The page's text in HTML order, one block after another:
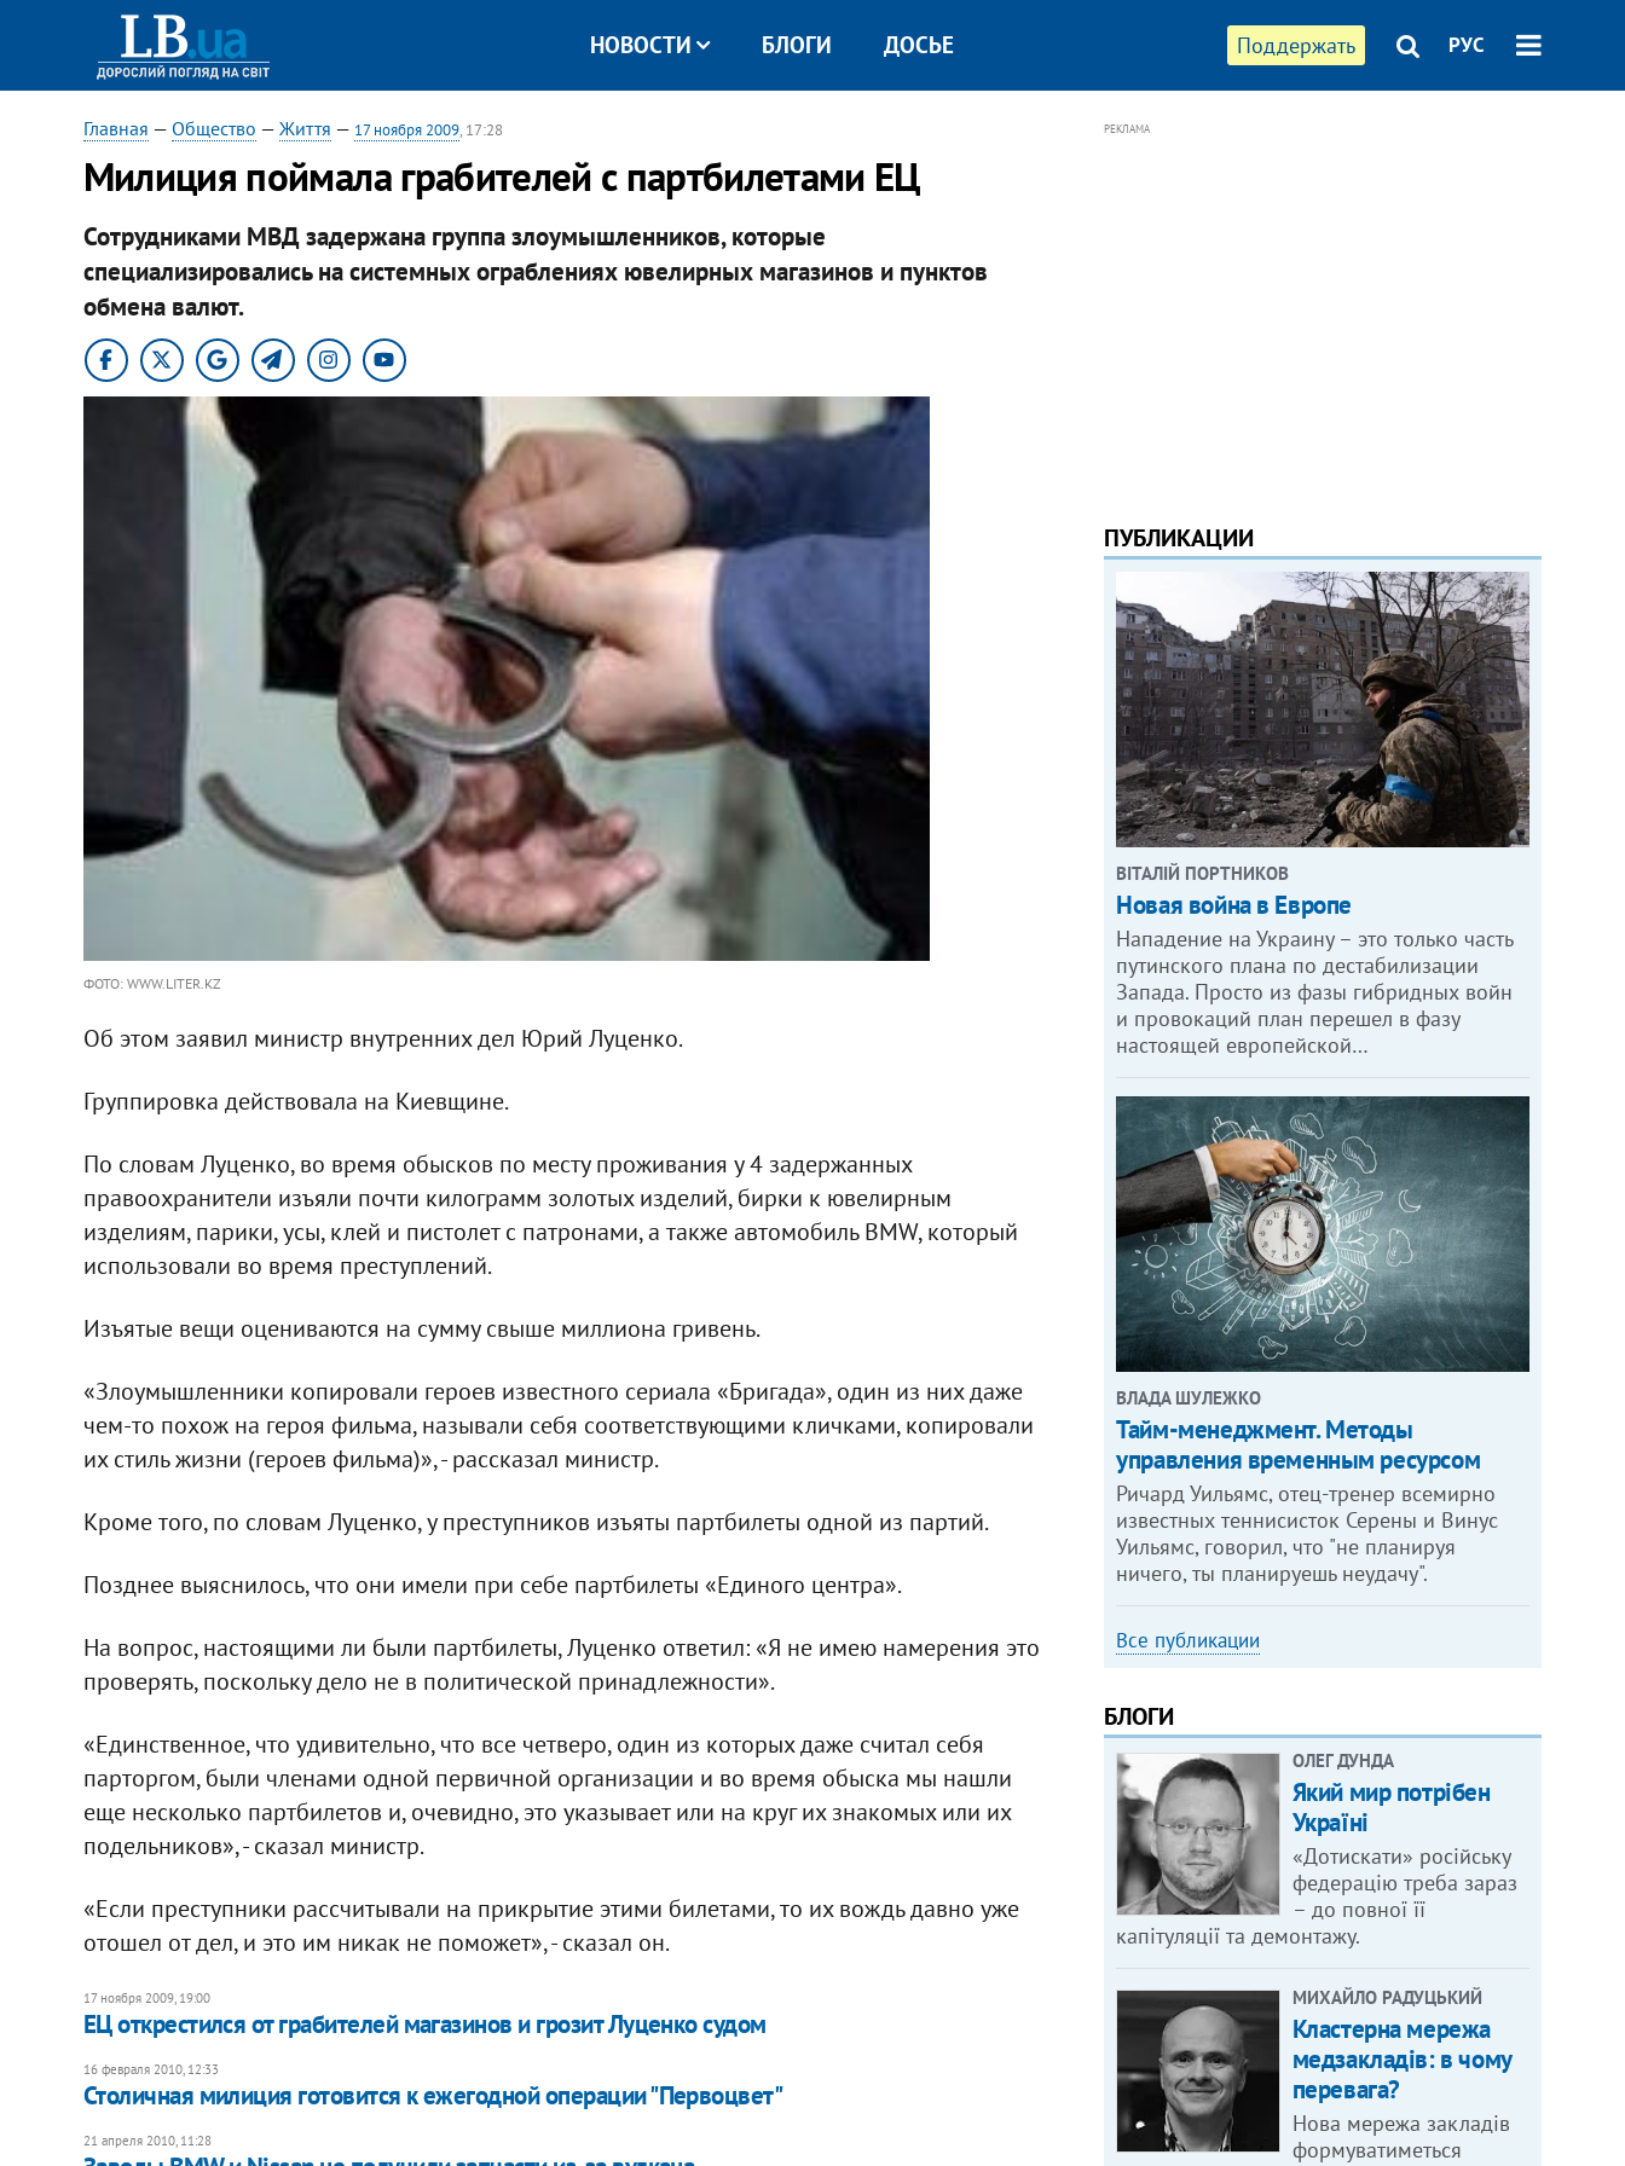
Поддержать РУС
НОВОСТИ БЛОГИ ДОСЬЕ
Главная — Общество — Життя — 17 ноября 2009, 17:28
Милиция поймала грабителей с партбилетами ЕЦ
Сотрудниками МВД задержана группа злоумышленников, которые
специализировались на системных ограблениях ювелирных магазинов и пунктов
обмена валют.
ФОТО: WWW.LITER.KZ
Об этом заявил министр внутренних дел Юрий Луценко.
Группировка действовала на Киевщине.
По словам Луценко, во время обысков по месту проживания у 4 задержанных
правоохранители изъяли почти килограмм золотых изделий, бирки к ювелирным
изделиям, парики, усы, клей и пистолет с патронами, а также автомобиль BMW, который
использовали во время преступлений.
Изъятые вещи оцениваются на сумму свыше миллиона гривень.
«Злоумышленники копировали героев известного сериала «Бригада», один из них даже
чем-то похож на героя фильма, называли себя соответствующими кличками, копировали
их стиль жизни (героев фильма)», - рассказал министр.
Кроме того, по словам Луценко, у преступников изъяты партбилеты одной из партий.
Позднее выяснилось, что они имели при себе партбилеты «Единого центра».
На вопрос, настоящими ли были партбилеты, Луценко ответил: «Я не имею намерения это
проверять, поскольку дело не в политической принадлежности».
«Единственное, что удивительно, что все четверо, один из которых даже считал себя
парторгом, были членами одной первичной организации и во время обыска мы нашли
еще несколько партбилетов и, очевидно, это указывает или на круг их знакомых или их
подельников», - сказал министр.
«Если преступники рассчитывали на прикрытие этими билетами, то их вождь давно уже
отошел от дел, и это им никак не поможет», - сказал он.
17 ноября 2009, 19:00
ЕЦ открестился от грабителей магазинов и грозит Луценко судом
16 февраля 2010, 12:33
Столичная милиция готовится к ежегодной операции "Первоцвет"
21 апреля 2010, 11:28
РЕКЛАМА
ПУБЛИКАЦИИ
ВІТАЛІЙ ПОРТНИКОВ
Новая война в Европе
Нападение на Украину – это только часть
путинского плана по дестабилизации
Запада. Просто из фазы гибридных войн
и провокаций план перешел в фазу
настоящей европейской…
ВЛАДА ШУЛЕЖКО
Тайм-менеджмент. Методы
управления временным ресурсом
Ричард Уильямс, отец-тренер всемирно
известных теннисисток Серены и Винус
Уильямс, говорил, что "не планируя
ничего, ты планируешь неудачу".
Все публикации
БЛОГИ
ОЛЕГ ДУНДА
Який мир потрібен
Україні
«Дотискати» російську
федерацію треба зараз
– до повної її
капітуляції та демонтажу.
МИХАЙЛО РАДУЦЬКИЙ
Кластерна мережа
медзакладів: в чому
перевага?
Нова мережа закладів
формуватиметься